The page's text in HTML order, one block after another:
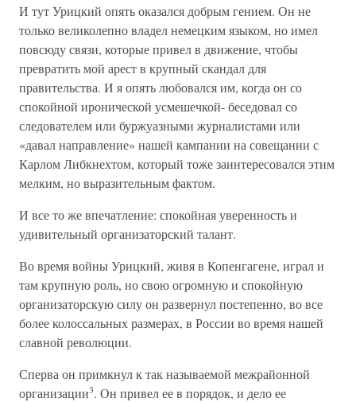
И тут Урицкий опять оказался добрым гением. Он не
только великолепно владел немецким языком, но имел
повсюду связи, которые привел в движение, чтобы
превратить мой арест в крупный скандал для
правительства. И я опять любовался им, когда он со
спокойной иронической усмешечкой- беседовал со
следователем или буржуазными журналистами или
«давал направление» нашей кампании на совещании с
Карлом Либкнехтом, который тоже заинтересовался этим
мелким, но выразительным фактом.
И все то же впечатление: спокойная уверенность и
удивительный организаторский талант.
Во время войны Урицкий, живя в Копенгагене, играл и
там крупную роль, но свою огромную и спокойную
организаторскую силу он развернул постепенно, во все
более колоссальных размерах, в России во время нашей
славной революции.
Сперва он примкнул к так называемой межрайонной
организации3. Он привел ее в порядок, и дело ее